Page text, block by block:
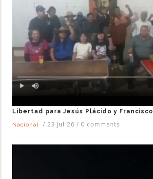
Libertad para Jesús Plácido y Francisco
Nacional
/ 23 Jul 26 / 0 comments